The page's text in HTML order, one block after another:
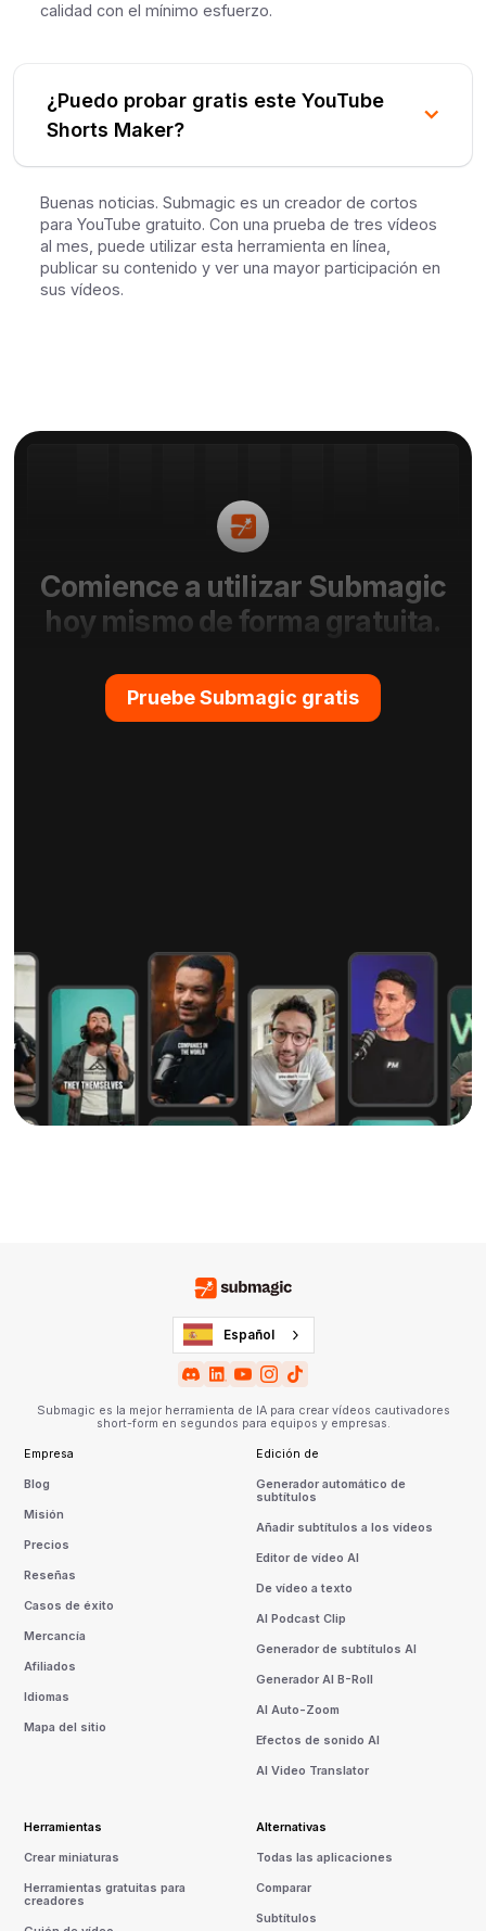
calidad con el mínimo esfuerzo.
¿Puedo probar gratis este YouTube
Shorts Maker?
Buenas noticias. Submagic es un creador de cortos
para YouTube gratuito. Con una prueba de tres vídeos
al mes, puede utilizar esta herramienta en línea,
publicar su contenido y ver una mayor participación en
sus vídeos.
Comience a utilizar Submagic
hoy mismo de forma gratuita.
Pruebe Submagic gratis
Español
Submagic es la mejor herramienta de IA para crear vídeos cautivadores
short-form en segundos para equipos y empresas.
Empresa
Blog
Misión
Precios
Reseñas
Casos de éxito
Mercancía
Afiliados
Idiomas
Mapa del sitio
Edición de
Generador automático de
subtítulos
Añadir subtítulos a los vídeos
Editor de vídeo AI
De vídeo a texto
AI Podcast Clip
Generador de subtítulos AI
Generador AI B-Roll
AI Auto-Zoom
Efectos de sonido AI
AI Video Translator
Herramientas
Crear miniaturas
Herramientas gratuitas para
creadores
Alternativas
Todas las aplicaciones
Comparar
Subtítulos